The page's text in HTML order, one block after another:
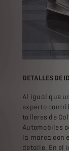
DETALLES DE
Al igual que
experto
talleres de
Automobiles
la marca con
detalle. En el